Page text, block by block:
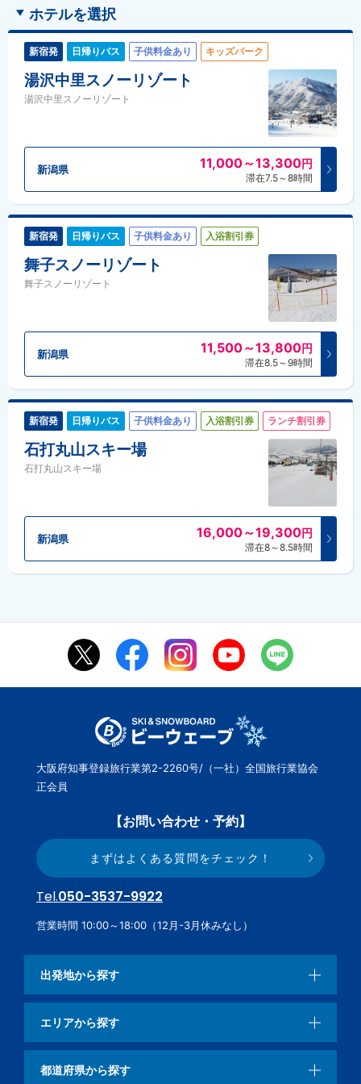
ホテルを選択
新宿発 日帰りバス 子供料金あり キッズパーク
湯沢中里スノーリゾート
湯沢中里スノーリゾート
新潟県 11,000～13,300円
滞在7.5～8時間
新宿発 日帰りバス 子供料金あり 入浴割引券
舞子スノーリゾート
舞子スノーリゾート
新潟県 11,500～13,800円
滞在8.5～9時間
新宿発 日帰りバス 子供料金あり 入浴割引券 ランチ割引券
石打丸山スキー場
石打丸山スキー場
新潟県 16,000～19,300円
滞在8～8.5時間
大阪府知事登録旅行業第2-2260号/（一社）全国旅行業協会
正会員
【お問い合わせ・予約】
まずはよくある質問をチェック！
Tel.050-3537-9922
営業時間 10:00～18:00（12月-3月休みなし）
出発地から探す
エリアから探す
都道府県から探す